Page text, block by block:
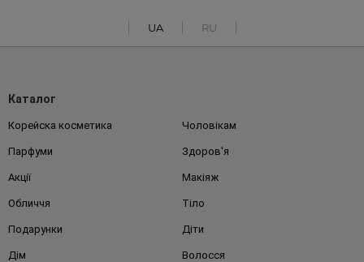
UA RU
Каталог
Корейска косметика Чоловікам
Парфуми Здоров'я
Акції Макіяж
Обличчя Тіло
Подарунки Діти
Дім Волосся